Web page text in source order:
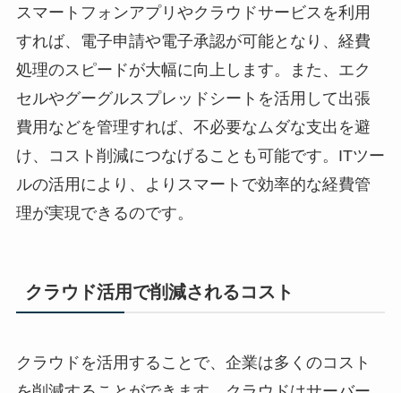
スマートフォンアプリやクラウドサービスを利用
すれば、電子申請や電子承認が可能となり、経費
処理のスピードが大幅に向上します。また、エク
セルやグーグルスプレッドシートを活用して出張
費用などを管理すれば、不必要なムダな支出を避
け、コスト削減につなげることも可能です。ITツー
ルの活用により、よりスマートで効率的な経費管
理が実現できるのです。
クラウド活用で削減されるコスト
クラウドを活用することで、企業は多くのコスト